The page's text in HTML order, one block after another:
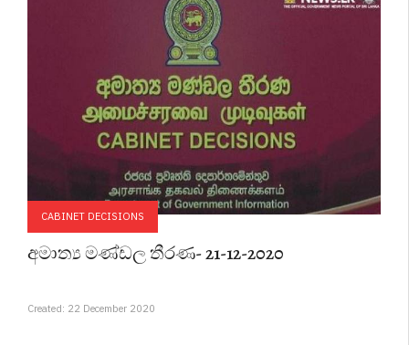
CABINET DECISIONS
අමාත්‍ය මණ්ඩල තීරණ- 21-12-2020
Created: 22 December 2020